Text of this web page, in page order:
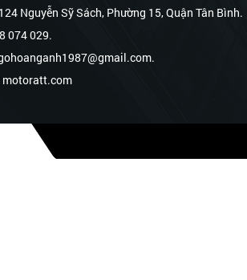
Nguyễn Sỹ Sách, Phường 15, Quận Tân Bình.
074 029.
motoratt.com